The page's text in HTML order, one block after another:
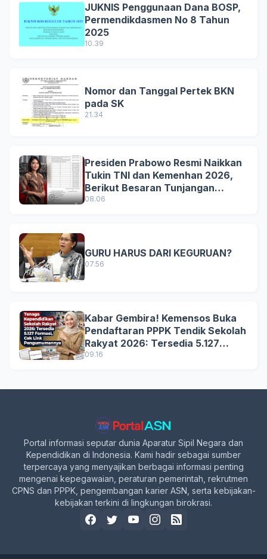
JUKNIS Penggunaan Dana BOSP,
Permendikdasmen No 8 Tahun
2025
10.39
Nomor dan Tanggal Pertek BKN
pada SK
21.34
Presiden Prabowo Resmi Naikkan
Tukin TNI dan Kemenhan 2026,
Berikut Besaran Tunjangan
Terbaru
08.06
GURU HARUS DARI KEGURUAN?
07.56
Kabar Gembira! Kemensos Buka
Pendaftaran PPPK Tendik Sekolah
Rakyat 2026: Tersedia 5.127
Formasi, Simak Syarat dan
09.16
Portal informasi seputar dunia Aparatur Sipil Negara dan
Kependidikan di Indonesia. Kami hadir sebagai sumber
terpercaya yang menyajikan berbagai informasi penting
mengenai kepegawaian, peraturan pemerintah, rekrutmen
CPNS dan PPPK, pengembangan karier ASN, serta kebijakan-
kebijakan terkini di lingkungan birokrasi.